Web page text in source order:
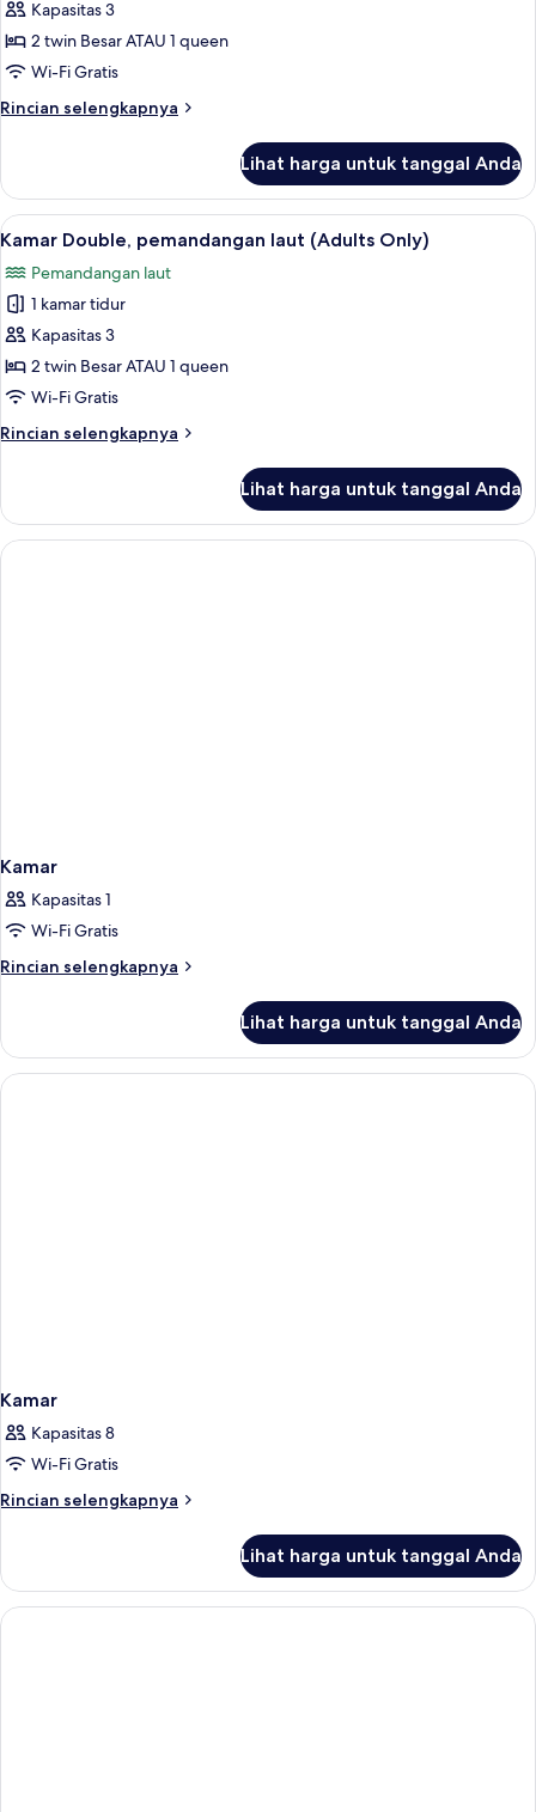
pemandangan
kebun
(Adults
Kapasitas 3
2 twin Besar ATAU 1 queen
Wi-Fi Gratis
Rincian selengkapnya
Rincian
Kamar,
pemandangan
kebun
Only)
Lihat harga untuk tanggal Anda
Lihat
semua
foto
untuk
Kamar
Double,
pemandangan
(Adults
Minibar, brankas, meja kerja, dan
6
Kamar Double, pemandangan laut (Adults Only)
Pemandangan laut
1 kamar tidur
Kapasitas 3
2 twin Besar ATAU 1 queen
Wi-Fi Gratis
Rincian selengkapnya
Rincian
Kamar
Double,
pemandangan
Lihat harga untuk tanggal Anda
Kamar
Kapasitas 1
Wi-Fi Gratis
Rincian selengkapnya
Rincian
Kamar
Lihat harga untuk tanggal Anda
Kamar
Kapasitas 8
Wi-Fi Gratis
Rincian selengkapnya
Rincian
Kamar
Lihat harga untuk tanggal Anda